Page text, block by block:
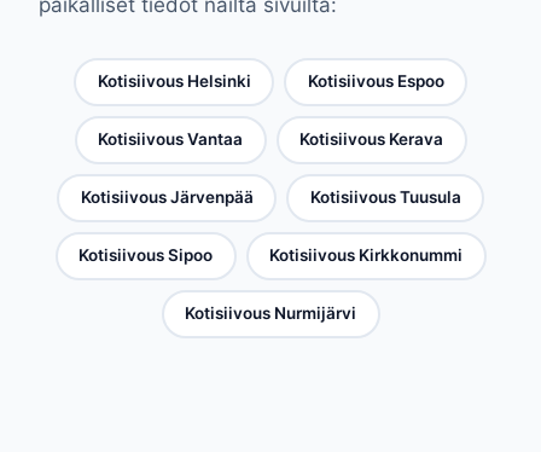
Kotisiivous Helsinki Kotisiivous Espoo
Kotisiivous Vantaa Kotisiivous Kerava
Kotisiivous Järvenpää Kotisiivous Tuusula
Kotisiivous Sipoo Kotisiivous Kirkkonummi
Kotisiivous Nurmijärvi